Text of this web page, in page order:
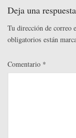
Deja una respuesta
Tu dirección de correo
obligatorios están
Comentario *